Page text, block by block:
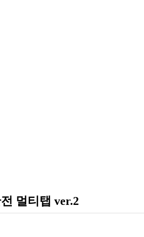
멀티탭 ver.2